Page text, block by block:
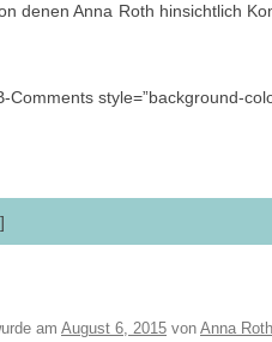
denen Anna Roth hinsichtlich
Comments style=”background-
am August 6, 2015 von Anna Roth